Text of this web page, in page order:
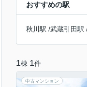
おすすめの駅
秋川駅 /武蔵引田駅
1棟 1件
中古マンション